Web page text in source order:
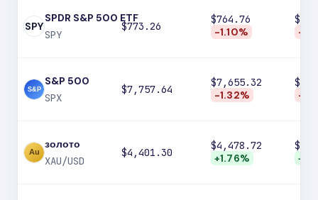
SPY
SPDR S&P 500 ETF
SPY
$773.26
$764.76
-1.10%
-
S&P 500
SPX
$7,757.64
$7,655.32
-1.32%
-
золото
XAU/USD
$4,401.30
$4,478.72
+1.76%